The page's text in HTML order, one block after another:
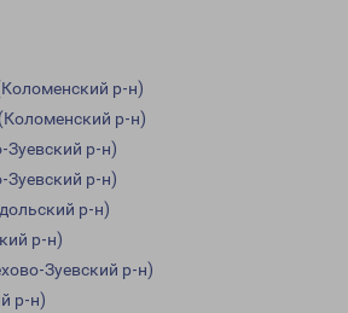
р-н)
р-н)
р-н)
р-н)
р-н)
р-н)
Зуевский р-н)
р-н)